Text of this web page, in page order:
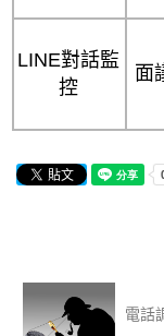
LINE對話監
控
面
電話